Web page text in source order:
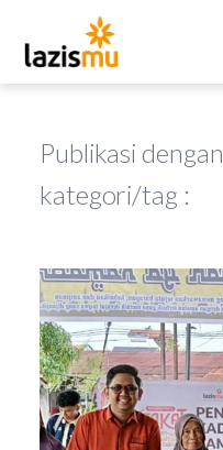
Publikasi dengan
kategori/tag :